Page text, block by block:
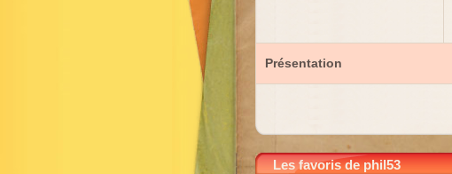
Présentation
Les favoris de phil53